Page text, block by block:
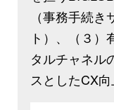
（事務手続
ト）、（３）
タルチャネル
スとしたCX